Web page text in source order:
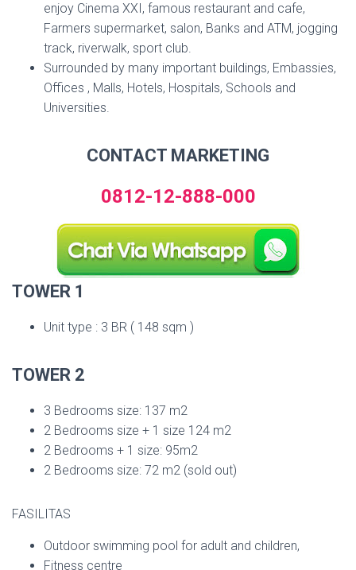
enjoy Cinema XXI, famous restaurant and cafe,
Farmers supermarket, salon, Banks and ATM, jogging
track, riverwalk, sport club.
Surrounded by many important buildings, Embassies,
Offices , Malls, Hotels, Hospitals, Schools and
Universities.
CONTACT MARKETING
0812-12-888-000
TOWER 1
Unit type : 3 BR ( 148 sqm )
TOWER 2
3 Bedrooms size: 137 m2
2 Bedrooms size + 1 size 124 m2
2 Bedrooms + 1 size: 95m2
2 Bedrooms size: 72 m2 (sold out)
FASILITAS
Outdoor swimming pool for adult and children,
Fitness centre